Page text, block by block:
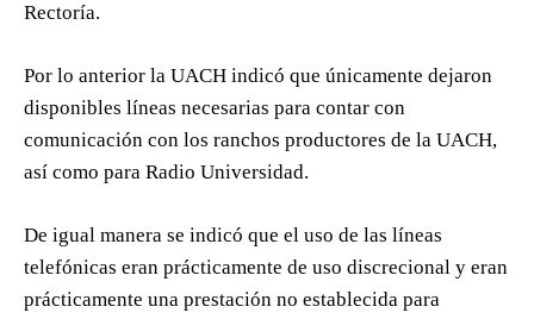
Rectoría.
Por lo anterior la UACH indicó que únicamente dejaron
disponibles líneas necesarias para contar con
comunicación con los ranchos productores de la UACH,
así como para Radio Universidad.
De igual manera se indicó que el uso de las líneas
telefónicas eran prácticamente de uso discrecional y eran
prácticamente una prestación no establecida para